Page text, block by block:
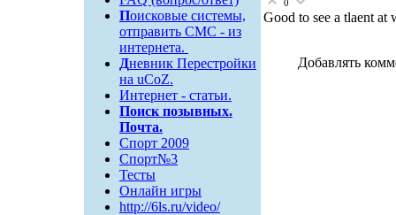
Поисковые системы,
отправить СМС - из
интернета.
Дневник Перестройки
на uCoZ.
Интернет - статьи.
Поиск позывных.
Почта.
Спорт 2009
Спорт№3
Тесты
Онлайн игры
http://6ls.ru/video/
0
Good to see a tlaent at
Добавлять